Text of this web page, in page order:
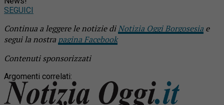
SEGUICI
Continua a leggere le notizie diNotizia Oggi Borgosesia e
segui la nostra pagina Facebook
Contenuti sponsorizzati
Argomenti correlati: